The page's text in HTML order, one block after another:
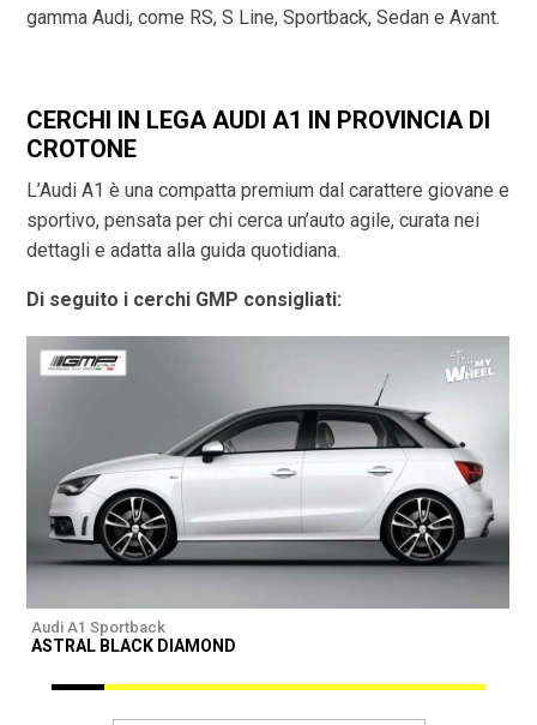
gamma Audi, come RS, S Line, Sportback, Sedan e Avant.
CERCHI IN LEGA AUDI A1 IN PROVINCIA DI
CROTONE
L’Audi A1 è una compatta premium dal carattere giovane e
sportivo, pensata per chi cerca un’auto agile, curata nei
dettagli e adatta alla guida quotidiana.
Di seguito i cerchi GMP consigliati:
Audi A1 Sportback
ASTRAL BLACK DIAMOND